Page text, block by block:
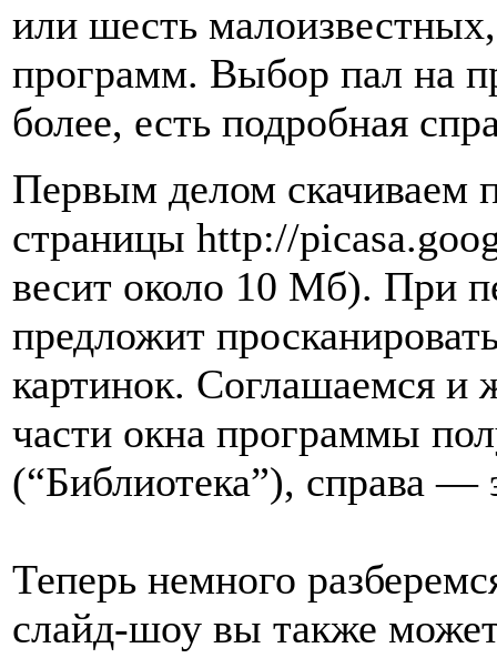
или шесть
программ. Выбор пал на
более, есть подробная
Первым делом скачиваем
страницы http://
весит около 10 Мб). При
предложит
картинок. Соглашаемся и
части окна программы
(“Библиотека”), справа —
Теперь немного
слайд-шоу вы также